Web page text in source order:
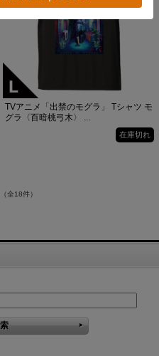
TVアニメ「出禁のモグラ」 Tシャツ モ
グラ〈百暗桃弓木〉 ...
在庫切れ
（全18件）